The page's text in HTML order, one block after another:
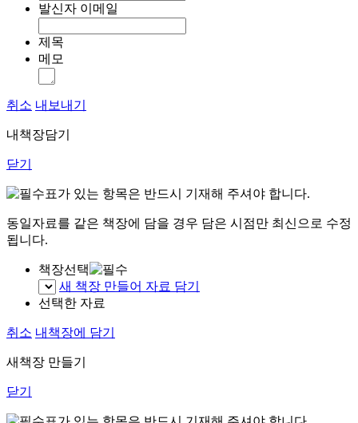
발신자 이메일
제목
메모
취소 내보내기
내책장담기
닫기
표가 있는 항목은 반드시 기재해 주셔야 합니다.
동일자료를 같은 책장에 담을 경우 담은 시점만 최신으로 수정
됩니다.
책장선택
새 책장 만들어 자료 담기
선택한 자료
취소 내책장에 담기
새책장 만들기
닫기